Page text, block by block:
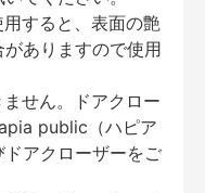
すると、表面の艶
ありますので使用
せん。ドアクロー
public（ハピア
アクローザーをご